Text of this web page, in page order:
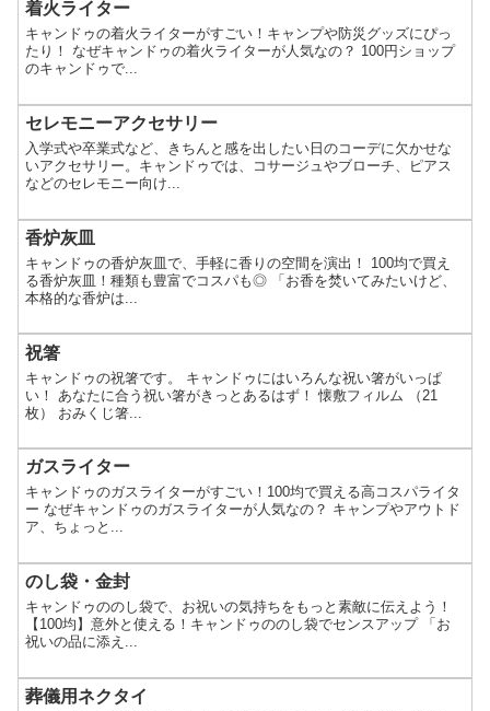
着火ライター
キャンドゥの着火ライターがすごい！キャンプや防災グッズにぴっ
たり！ なぜキャンドゥの着火ライターが人気なの？ 100円ショップ
のキャンドゥで...
セレモニーアクセサリー
入学式や卒業式など、きちんと感を出したい日のコーデに欠かせな
いアクセサリー。キャンドゥでは、コサージュやブローチ、ピアス
などのセレモニー向け...
香炉灰皿
キャンドゥの香炉灰皿で、手軽に香りの空間を演出！ 100均で買え
る香炉灰皿！種類も豊富でコスパも◎ 「お香を焚いてみたいけど、
本格的な香炉は...
祝箸
キャンドゥの祝箸です。 キャンドゥにはいろんな祝い箸がいっぱ
い！ あなたに合う祝い箸がきっとあるはず！ 懐敷フィルム （21
枚） おみくじ箸...
ガスライター
キャンドゥのガスライターがすごい！100均で買える高コスパライタ
ー なぜキャンドゥのガスライターが人気なの？ キャンプやアウトド
ア、ちょっと...
のし袋・金封
キャンドゥののし袋で、お祝いの気持ちをもっと素敵に伝えよう！
【100均】意外と使える！キャンドゥののし袋でセンスアップ 「お
祝いの品に添え...
葬儀用ネクタイ